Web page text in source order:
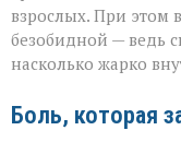
взрослых. При этом
безобидной — ведь
насколько жарко
Боль, которая